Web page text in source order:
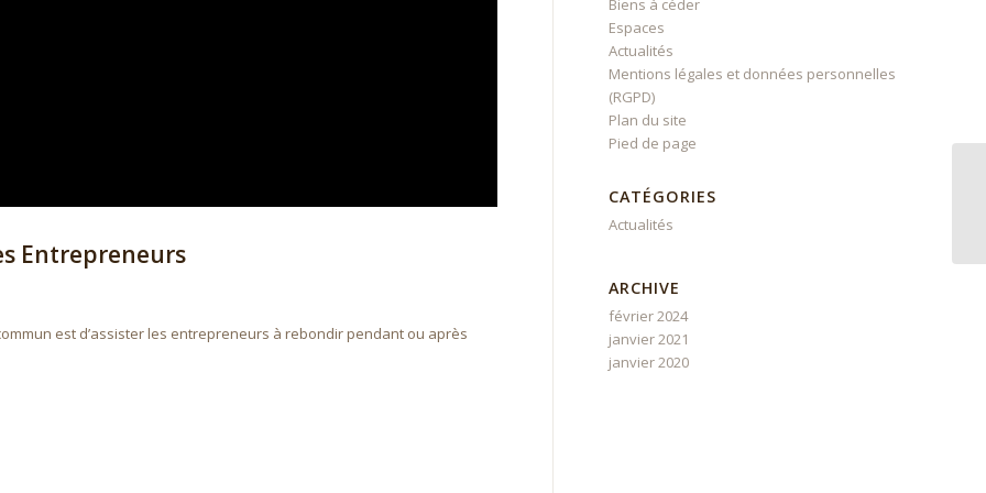
Entrepreneurs
est d’assister les entrepreneurs à rebondir pendant ou après
Biens à céder
Espaces
Actualités
Mentions légales et données personnelles
(RGPD)
Plan du site
Pied de page
CATÉGORIES
Actualités
ARCHIVE
février 2024
janvier 2021
janvier 2020